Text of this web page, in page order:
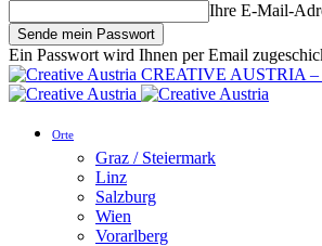
Ihre E-Mail-
Ein Passwort wird Ihnen per Email
CREATIVE AUSTRIA –
Orte
Graz / Steiermark
Linz
Salzburg
Wien
Vorarlberg